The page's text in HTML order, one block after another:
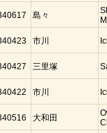
島々
市川
三里塚
市川
大和田